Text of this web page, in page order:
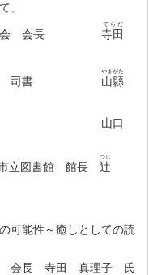
学会 会長寺田
てらだ
司書 山縣
やまがた
山口
図書館 館長辻󠄀
つじ
性～癒しとしての読
長 寺田 真理子 氏